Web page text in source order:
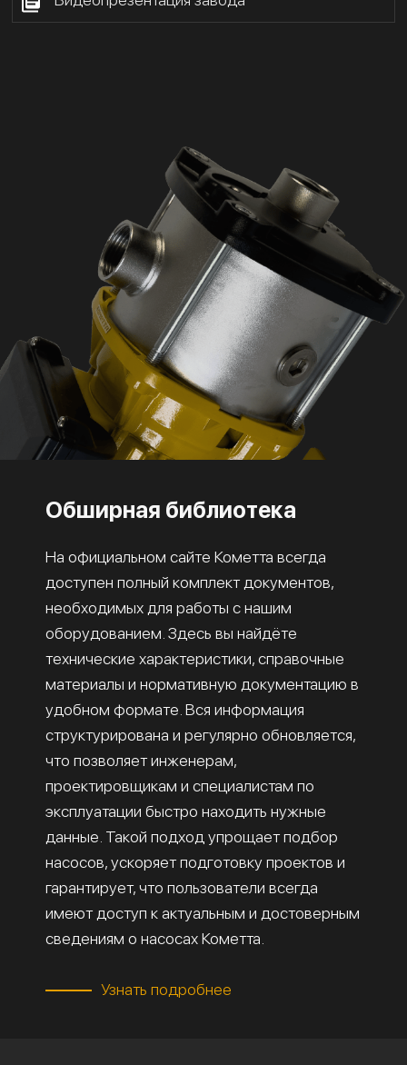
Обширная библиотека
На официальном сайте Кометта всегда
доступен полный комплект документов,
необходимых для работы с нашим
оборудованием. Здесь вы найдёте
технические характеристики, справочные
материалы и нормативную документацию в
удобном формате. Вся информация
структурирована и регулярно обновляется,
что позволяет инженерам,
проектировщикам и специалистам по
эксплуатации быстро находить нужные
данные. Такой подход упрощает подбор
насосов, ускоряет подготовку проектов и
гарантирует, что пользователи всегда
имеют доступ к актуальным и достоверным
сведениям о насосах Кометта.
Узнать подробнее